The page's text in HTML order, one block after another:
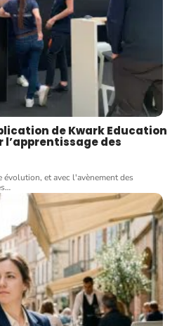
de Kwark Education
des
et avec l'avènement des
…